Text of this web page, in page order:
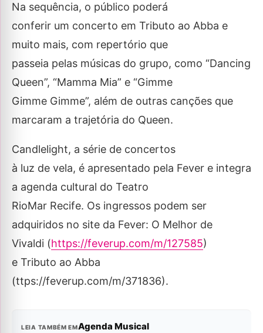
Na sequência, o público poderá
conferir um concerto em Tributo ao Abba e
muito mais, com repertório que
passeia pelas músicas do grupo, como “Dancing
Queen”, “Mamma Mia” e “Gimme
Gimme Gimme”, além de outras canções que
marcaram a trajetória do Queen.
Candlelight, a série de concertos
à luz de vela, é apresentado pela Fever e integra
a agenda cultural do Teatro
RioMar Recife. Os ingressos podem ser
adquiridos no site da Fever: O Melhor de
Vivaldi (https://feverup.com/m/127585)
e Tributo ao Abba
(ttps://feverup.com/m/371836).
LEIA TAMBÉM EMAgenda Musical